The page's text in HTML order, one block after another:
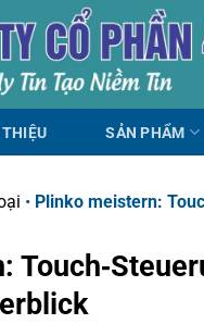
SẢN PHẨM
• Plinko meistern: